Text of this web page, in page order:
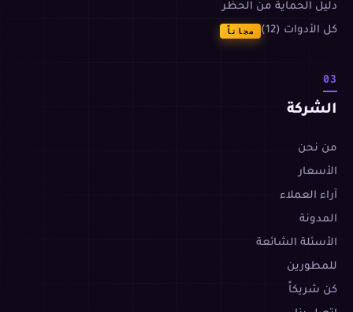
دليل الحماية من الحظر
كل الأدوات (12)
مجاناً
03
الشركة
من نحن
الأسعار
آراء العملاء
المدونة
الأسئلة الشائعة
للمطورين
كن شريكاً